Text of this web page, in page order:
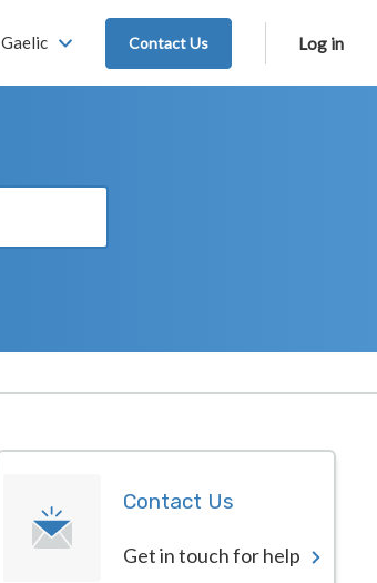
Gaelic Contact Us Log in
Contact Us
Get in touch for help